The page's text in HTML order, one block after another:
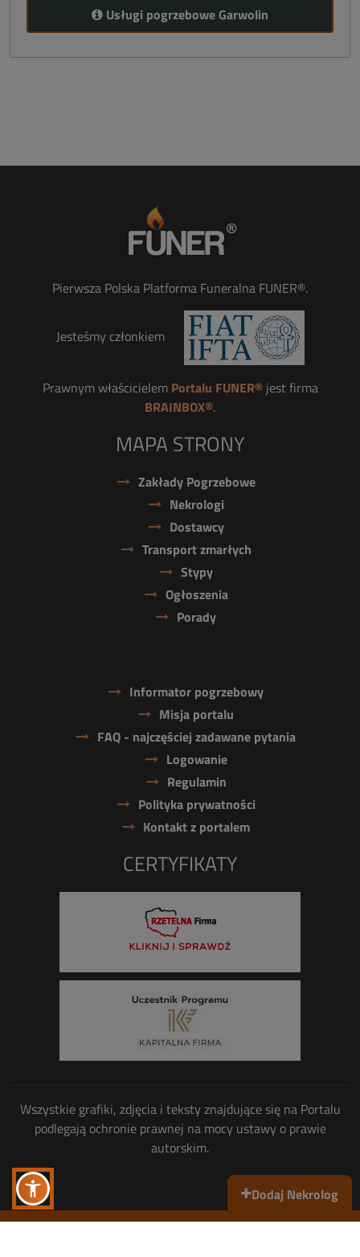
Usługi pogrzebowe Garwolin
Dodaj Nekrolog
Pierwsza Polska Platforma Funeralna FUNER®.
Jesteśmy członkiem
Prawnym właścicielem Portalu FUNER®jest firma
BRAINBOX®.
MAPA STRONY
Zakłady Pogrzebowe
Nekrologi
Dostawcy
Transport zmarłych
Stypy
Ogłoszenia
Porady
Informator pogrzebowy
Misja portalu
FAQ - najczęściej zadawane pytania
Logowanie
Regulamin
Polityka prywatności
Kontakt z portalem
CERTYFIKATY
Wszystkie grafiki, zdjęcia i teksty znajdujące się na Portalu
podlegają ochronie prawnej na mocy ustawy o prawie
autorskim.